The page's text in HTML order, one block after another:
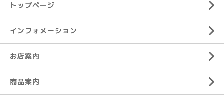
トップページ
インフォメーション
お店案内
商品案内